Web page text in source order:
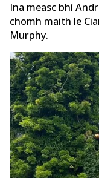
Ina measc bhí
chomh maith le
Murphy.